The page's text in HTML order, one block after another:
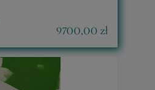
9700,00 zł